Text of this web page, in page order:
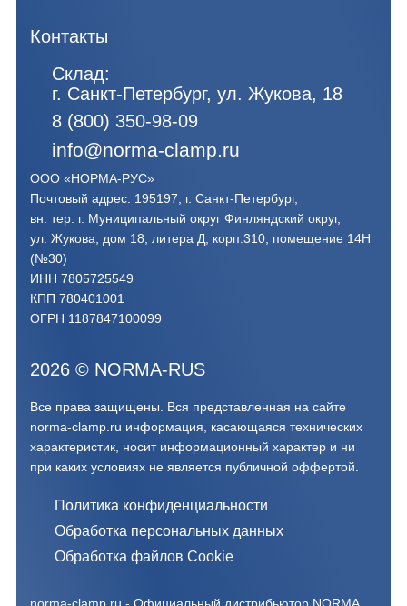
Контакты
Склад:
г. Санкт-Петербург, ул. Жукова, 18
8 (800) 350-98-09
info@norma-clamp.ru
ООО «НОРМА-РУС»
Почтовый адрес: 195197, г. Санкт-Петербург,
вн. тер. г. Муниципальный округ Финляндский округ,
ул. Жукова, дом 18, литера Д, корп.310, помещение 14Н
(№30)
ИНН 7805725549
КПП 780401001
ОГРН 1187847100099
2026 © NORMA-RUS
Все права защищены. Вся представленная на сайте
norma-clamp.ru информация, касающаяся технических
характеристик, носит информационный характер и ни
при каких условиях не является публичной оффертой.‍
Политика конфиденциальности
Обработка персональных данных
Обработка файлов Cookie